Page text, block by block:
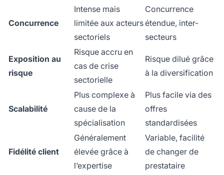
Concurrence
Intense mais
limitée aux acteurs
sectoriels
Concurrence
étendue, inter-
secteurs
Exposition au
risque
Risque accru en
cas de crise
sectorielle
Risque dilué grâce
à la diversification
Scalabilité
Plus complexe à
cause de la
spécialisation
Plus facile via des
offres
standardisées
Fidélité client
Généralement
élevée grâce à
l’expertise
Variable, facilité
de changer de
prestataire